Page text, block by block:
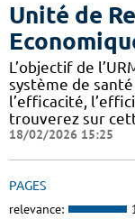
Unité de
L’objectif de
système de
l’efficacité,
trouverez sur
18/02/2026 15:25
PAGES
relevance: